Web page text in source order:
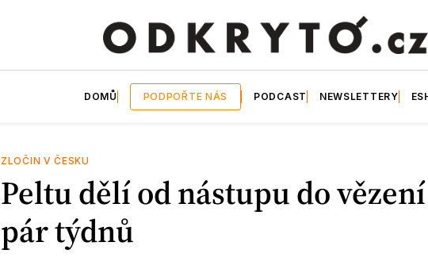
DOMŮ PODPOŘTE NÁS PODCAST NEWSLETTERY
ZLOČIN V ČESKU
Peltu dělí od nástupu do
pár týdnů